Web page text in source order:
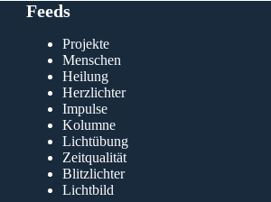
Feeds
Projekte
Menschen
Heilung
Herzlichter
Impulse
Kolumne
Lichtübung
Zeitqualität
Blitzlichter
Lichtbild